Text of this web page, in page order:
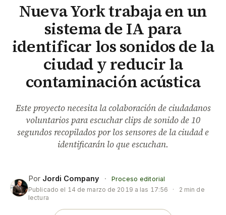
Nueva York trabaja en un
sistema de IA para
identificar los sonidos de la
ciudad y reducir la
contaminación acústica
Este proyecto necesita la colaboración de ciudadanos
voluntarios para escuchar clips de sonido de 10
segundos recopilados por los sensores de la ciudad e
identificarán lo que escuchan.
Por Jordi Company ·
Proceso editorial
Publicado el 14 de marzo de 2019 a las 17:56 ·
2 min de
lectura